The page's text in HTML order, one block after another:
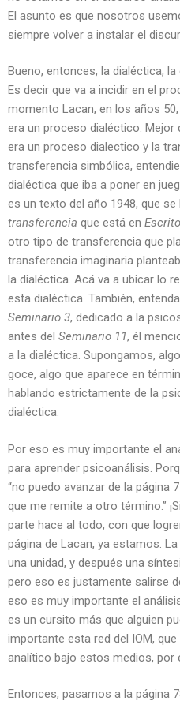
El asunto es que nosotros
siempre volver a instalar el
Bueno, entonces, la dialéctica, la
Es decir que va a incidir en el
momento Lacan, en los años
era un proceso dialéctico.
era un proceso dialectico y la
transferencia simbólica,
dialéctica que iba a poner en
es un texto del año 1948, que se
transferencia que está en
otro tipo de transferencia que
transferencia imaginaria
la dialéctica. Acá va a ubicar lo
esta dialéctica. También,
Seminario 3, dedicado a la
antes del Seminario 11, él
a la dialéctica. Supongamos,
goce, algo que aparece en
hablando estrictamente de la
dialéctica.
Por eso es muy importante el
para aprender psicoanálisis.
“no puedo avanzar de la página
que me remite a otro término.”
parte hace al todo, con que
página de Lacan, ya estamos.
una unidad, y después una
pero eso es justamente salirse
eso es muy importante el
es un cursito más que alguien
importante esta red del IOM,
analítico bajo estos medios, por
Entonces, pasamos a la página